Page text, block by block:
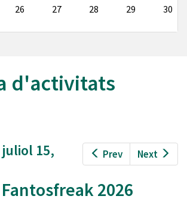
26 27 28 29
30
d'activitats
Prev Next
15,
Fantosfreak 2026